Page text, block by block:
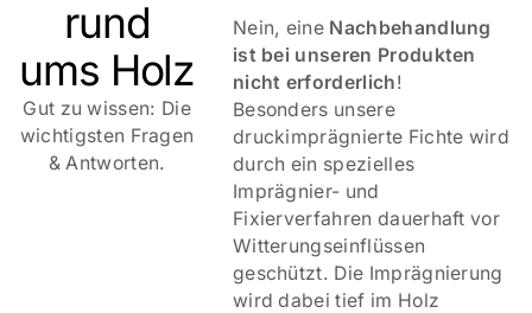
Qualität & Erfahrung vom Pongauer Jägerzaun
rund
ums Holz
Gut zu wissen: Die
wichtigsten Fragen
& Antworten.
Nein, eine Nachbehandlung
ist bei unseren Produkten
nicht erforderlich!
Besonders unsere
druckimprägnierte Fichte wird
durch ein spezielles
Imprägnier- und
Fixierverfahren dauerhaft vor
Witterungseinflüssen
geschützt. Die Imprägnierung
wird dabei tief im Holz